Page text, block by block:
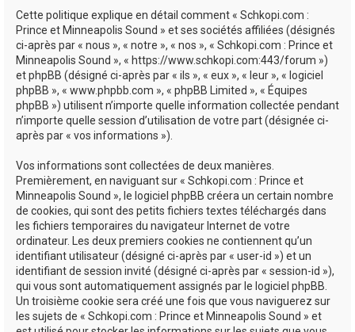
Cette politique explique en détail comment « Schkopi.com :
Prince et Minneapolis Sound » et ses sociétés affiliées (désignés
ci-après par « nous », « notre », « nos », « Schkopi.com : Prince et
Minneapolis Sound », « https://www.schkopi.com:443/forum »)
et phpBB (désigné ci-après par « ils », « eux », « leur », « logiciel
phpBB », « www.phpbb.com », « phpBB Limited », « Équipes
phpBB ») utilisent n’importe quelle information collectée pendant
n’importe quelle session d’utilisation de votre part (désignée ci-
après par « vos informations »).
Vos informations sont collectées de deux manières.
Premièrement, en naviguant sur « Schkopi.com : Prince et
Minneapolis Sound », le logiciel phpBB créera un certain nombre
de cookies, qui sont des petits fichiers textes téléchargés dans
les fichiers temporaires du navigateur Internet de votre
ordinateur. Les deux premiers cookies ne contiennent qu’un
identifiant utilisateur (désigné ci-après par « user-id ») et un
identifiant de session invité (désigné ci-après par « session-id »),
qui vous sont automatiquement assignés par le logiciel phpBB.
Un troisième cookie sera créé une fois que vous naviguerez sur
les sujets de « Schkopi.com : Prince et Minneapolis Sound » et